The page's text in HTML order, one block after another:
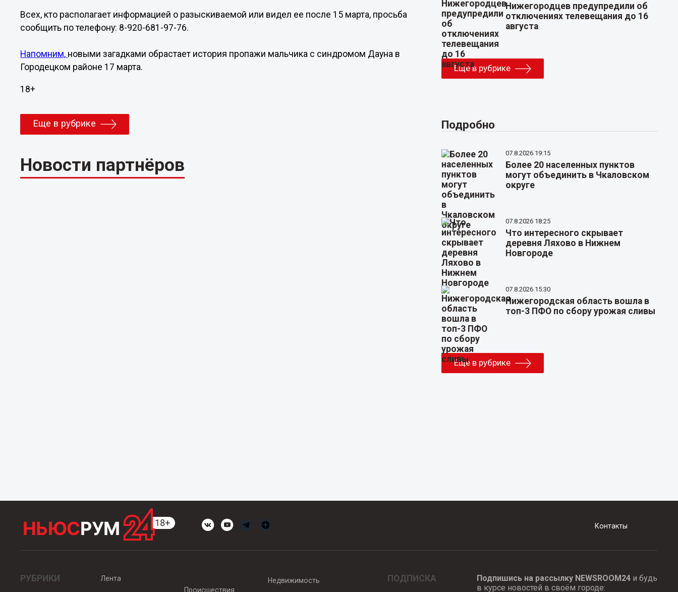
Всех, кто располагает информацией о разыскиваемой или видел ее после 15 марта, просьба
сообщить по телефону: 8-920-681-97-76.
Напомним, новыми загадками обрастает история пропажи мальчика с синдромом Дауна в
Городецком районе 17 марта.
18+
Еще в рубрике
Новости партнёров
Нижегородцев предупредили об
отключениях телевещания до 16
августа
Еще в рубрике
Подробно
07.8.2026 19:15
Более 20 населенных пунктов
могут объединить в Чкаловском
округе
07.8.2026 18:25
Что интересного скрывает
деревня Ляхово в Нижнем
Новгороде
07.8.2026 15:30
Нижегородская область вошла в
топ-3 ПФО по сбору урожая сливы
Еще в рубрике
Контакты
РУБРИКИ
Лента
Происшествия
Недвижимость ПОДПИСКА Подпишись на рассылку NEWSROOM24и будь
в курсе новостей в своём городе: